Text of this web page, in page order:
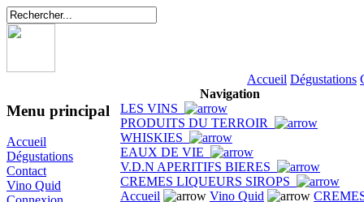
Accueil Dégustations
Menu principal
Accueil
Dégustations
Contact
Vino Quid
Navigation
LES VINS
PRODUITS DU TERROIR
WHISKIES
EAUX DE VIE
V.D.N APERITIFS BIERES
CREMES LIQUEURS SIROPS
Accueil
Vino Quid